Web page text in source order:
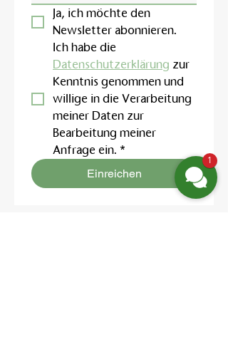
Ja, ich möchte den
Newsletter abonnieren.
Datenschutzerklärung zur
Kenntnis genommen und
willige in die Verarbeitung
meiner Daten zur
Bearbeitung meiner
Anfrage ein. *
Einreichen
1